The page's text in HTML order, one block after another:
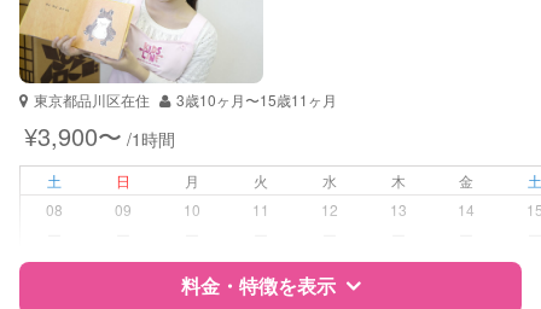
資格
保育士
受験対策
学校/塾の補習・宿題 小学生
対応科目 なし
東京都品川区在住 3歳10ヶ月〜15歳11ヶ月
¥3,900〜 /1時間
土 日 月 火 水 木 金
08
09 10 11 12 13 14
料金・特徴を表示